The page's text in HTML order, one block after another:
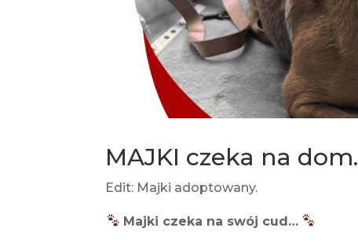
MAJKI czeka na dom.
Edit: Majki adoptowany.
Majki czeka na swój cud…